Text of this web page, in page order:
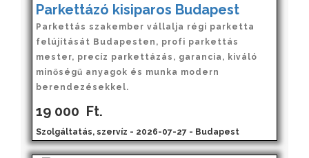
Parkettázó kisiparos Budapest
Parkettás szakember vállalja régi parketta
felújítását Budapesten, profi parkettás
mester, precíz parkettázás, garancia, kiváló
minőségű anyagok és munka modern
berendezésekkel.
19 000 Ft.
Szolgáltatás, szervíz - 2026-07-27 - Budapest